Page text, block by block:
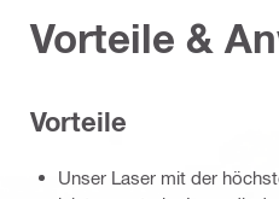
Vorteile &
Vorteile
Unser Laser mit der